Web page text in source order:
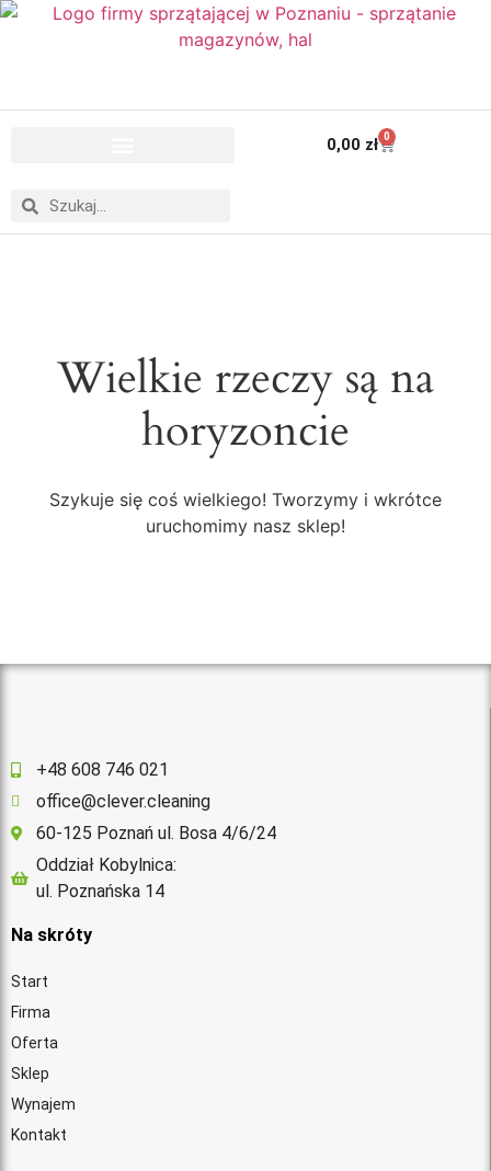
0,00 zł 0
Wielkie rzeczy są na
horyzoncie
Szykuje się coś wielkiego! Tworzymy i wkrótce
uruchomimy nasz sklep!
+48 608 746 021
office@clever.cleaning
60-125 Poznań ul. Bosa 4/6/24
Oddział Kobylnica:
ul. Poznańska 14
Na skróty
Start
Firma
Oferta
Sklep
Wynajem
Kontakt